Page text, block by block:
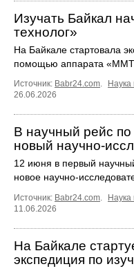
Изучать Байкал
технолог»
На Байкале стартовала
помощью аппарата
Источник: Babr24.com. Наука
26.06.2026
В научный рейс по
новый
12 июня в первый
новое
Источник: Babr24.com Наука
11.06.2026
На Байкале
экспедиция по